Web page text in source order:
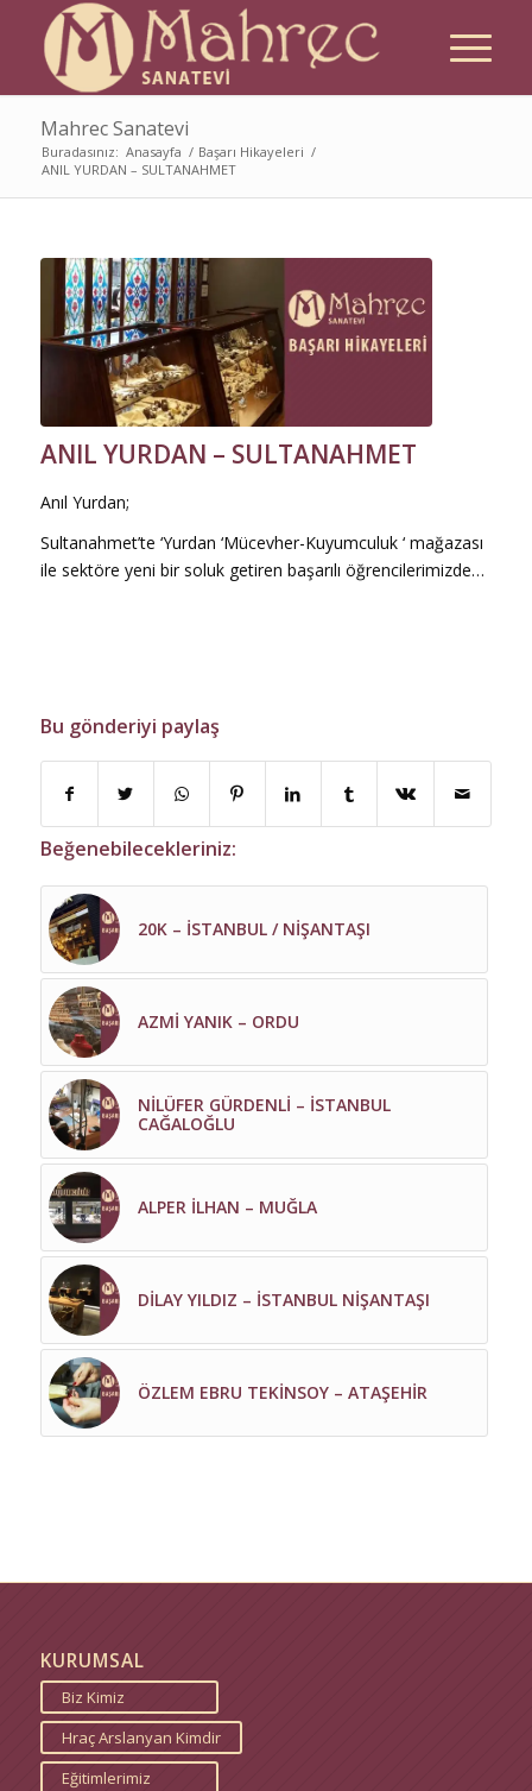
Mahrec Sanatevi
Buradasınız: Anasayfa / Başarı Hikayeleri /
ANIL YURDAN – SULTANAHMET
ANIL YURDAN – SULTANAHMET
Anıl Yurdan;
Sultanahmet’te ‘Yurdan ‘Mücevher-Kuyumculuk ‘ mağazası
ile sektöre yeni bir soluk getiren başarılı öğrencilerimizde…
Bu gönderiyi paylaş
Beğenebilecekleriniz:
20K – İSTANBUL / NİŞANTAŞI
AZMİ YANIK – ORDU
NİLÜFER GÜRDENLİ – İSTANBUL
CAĞALOĞLU
ALPER İLHAN – MUĞLA
DİLAY YILDIZ – İSTANBUL NİŞANTAŞI
ÖZLEM EBRU TEKİNSOY – ATAŞEHİR
KURUMSAL
Biz Kimiz
Hraç Arslanyan Kimdir
Eğitimlerimiz